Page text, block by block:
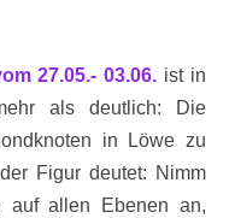
27.05.- 03.06. ist in
als deutlich: Die
in Löwe zu
Figur deutet: Nimm
auf allen Ebenen an,